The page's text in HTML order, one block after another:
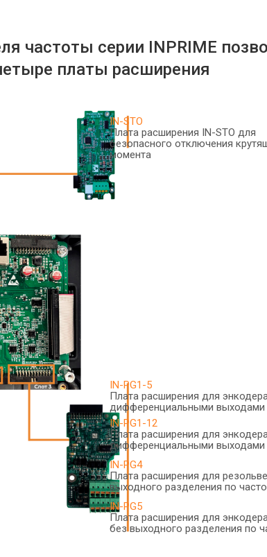
частоты серии INPRIME
платы расширения
IN-STO
Плата расширения IN-STO для
безопасного отключения
момента
IN-PG1-5
Плата расширения для
дифференциальными выходами
IN-PG1-12
Плата расширения для
дифференциальными выходами
IN-PG4
Плата расширения для
выходного разделения по
IN-PG5
Плата расширения для
без выходного разделения по